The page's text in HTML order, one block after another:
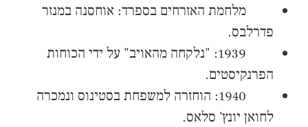
מלחמת האזרחים בספרד: אוחסנה במנזר
פדרלבס.
1939: "נלקחה מהאויב" על ידי הכוחות
הפרנקיסטים.
1940: הוחזרה למשפחת בסטינוס ונמכרה
לחואן יונץ' סלאס.